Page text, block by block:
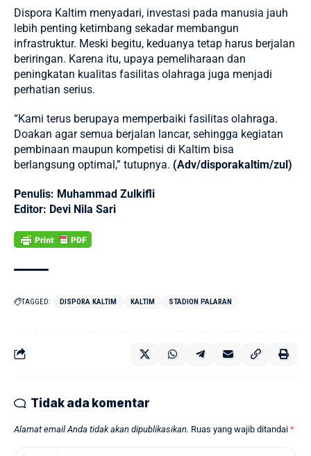
Dispora Kaltim menyadari, investasi pada manusia jauh
lebih penting ketimbang sekadar membangun
infrastruktur. Meski begitu, keduanya tetap harus berjalan
beriringan. Karena itu, upaya pemeliharaan dan
peningkatan kualitas fasilitas olahraga juga menjadi
perhatian serius.
“Kami terus berupaya memperbaiki fasilitas olahraga.
Doakan agar semua berjalan lancar, sehingga kegiatan
pembinaan maupun kompetisi di Kaltim bisa
berlangsung optimal,” tutupnya. (Adv/disporakaltim/zul)
Penulis: Muhammad Zulkifli
Editor: Devi Nila Sari
TAGGED: DISPORA KALTIM KALTIM STADION PALARAN
Tidak ada komentar
Alamat email Anda tidak akan dipublikasikan. Ruas yang wajib ditandai *